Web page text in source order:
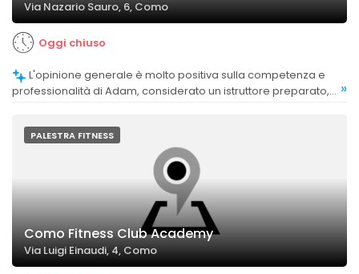
Via Nazario Sauro, 6, Como
Oggi chiuso
professionalità di Adam, considerato un istruttore preparato,
»
PALESTRA FITNESS
Como Fitness Club Academy
Via Luigi Einaudi, 4, Como